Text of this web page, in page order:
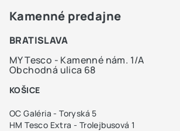
Kamenné predajne
BRATISLAVA
MY Tesco - Kamenné nám. 1/A
Obchodná ulica 68
KOŠICE
OC Galéria - Toryská 5
HM Tesco Extra - Trolejbusová 1